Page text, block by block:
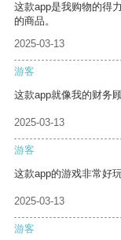
这款app是我购物的得
的商品。
2025-03-13
游客
这款app就像我的财务
2025-03-13
游客
这款app的游戏非常好
2025-03-13
游客